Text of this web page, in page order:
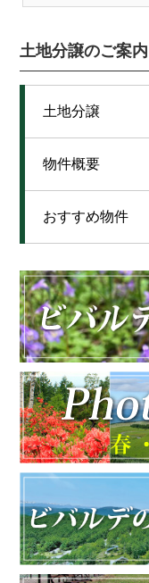
土地分譲のご案内
土地分譲
物件概要
おすすめ物件